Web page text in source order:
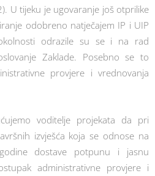
U tijeku je ugovaranje još otprilike
odobreno natječajem IP i UIP
odrazile su se i na rad
Zaklade. Posebno se to
provjere i vrednovanja
voditelje projekata da pri
izvješća koja se odnose na
dostave potpunu i jasnu
administrativne provjere i